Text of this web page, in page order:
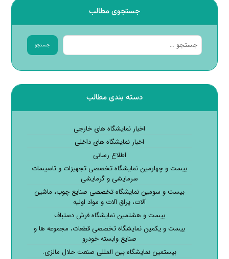
جستجوی مطالب
جستجو
دسته بندی مطالب
اخبار نمایشگاه های خارجی
اخبار نمایشگاه های داخلی
اطلاع رسانی
بیست و چهارمین نمایشگاه تخصصی تجهیزات و تاسیسات
سرمایشی و گرمایشی
بیست و سومین نمایشگاه تخصصی صنایع چوب، ماشین
آلات، یراق آلات و مواد اولیه
بیست و هشتمین نمایشگاه فرش دستباف
بیست و یکمین نمایشگاه تخصصی قطعات، مجموعه ها و
صنایع وابسته خودرو
بیستمین نمایشگاه بین المللی صنعت حلال مالزی.